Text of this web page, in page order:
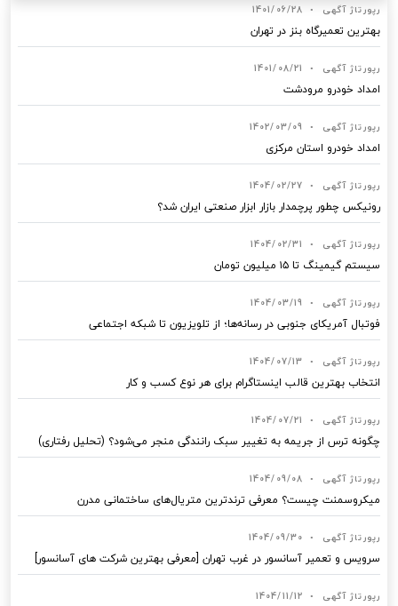
رپورتاژ آگهی •
1401/06/28
بهترین تعمیرگاه بنز در تهران
رپورتاژ آگهی •
1401/08/21
امداد خودرو مرودشت
رپورتاژ آگهی •
1402/03/09
امداد خودرو استان مرکزی
رپورتاژ آگهی •
1404/02/27
رونیکس چطور پرچمدار بازار ابزار صنعتی ایران شد؟
رپورتاژ آگهی •
1404/02/31
سیستم گیمینگ تا ۱۵ میلیون تومان
رپورتاژ آگهی •
1404/03/19
فوتبال آمریکای جنوبی در رسانه‌ها؛ از تلویزیون تا شبکه اجتماعی
رپورتاژ آگهی •
1404/07/13
انتخاب بهترین قالب‌ اینستاگرام برای هر نوع کسب‌ و کار
رپورتاژ آگهی •
1404/07/21
چگونه ترس از جریمه به تغییر سبک رانندگی منجر می‌شود؟ (تحلیل رفتاری)
رپورتاژ آگهی •
1404/09/08
میکروسمنت چیست؟ معرفی ترندترین متریال‌های ساختمانی مدرن
رپورتاژ آگهی •
1404/09/30
سرویس و تعمیر آسانسور در غرب تهران [معرفی بهترین شرکت های آسانسور]
رپورتاژ آگهی •
1404/11/12